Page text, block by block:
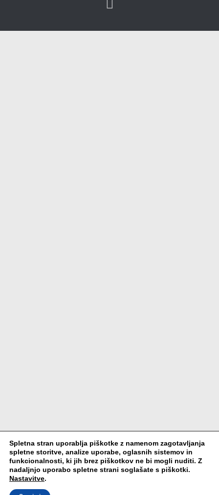
Spletna stran uporablja piškotke z namenom zagotavljanja
spletne storitve, analize uporabe, oglasnih sistemov in
funkcionalnosti, ki jih brez piškotkov ne bi mogli nuditi. Z
nadaljnjo uporabo spletne strani soglašate s piškotki.
Nastavitve.